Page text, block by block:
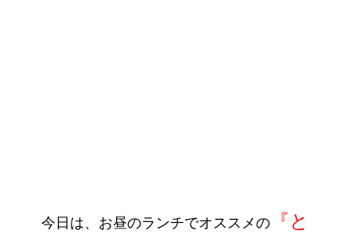
今日は、お昼のランチでオススメの 『と